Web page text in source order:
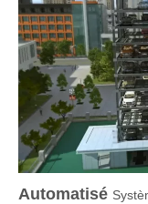
Automatisé